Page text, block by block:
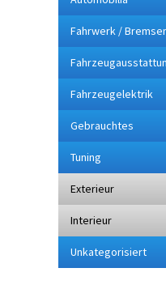
Fahrwerk /
Fahrzeugelektrik
Gebrauchtes
Tuning
Exterieur
Interieur
Unkategorisiert